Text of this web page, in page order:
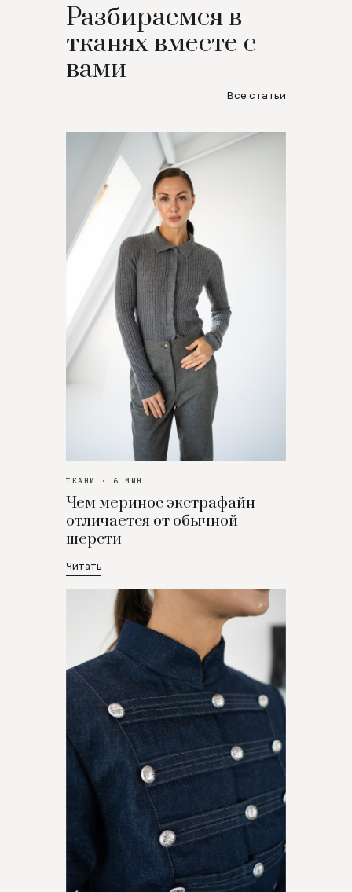
Разбираемся в
тканях вместе с
вами
Все статьи
ТКАНИ · 6 МИН
Чем меринос экстрафайн
отличается от обычной
шерсти
Читать